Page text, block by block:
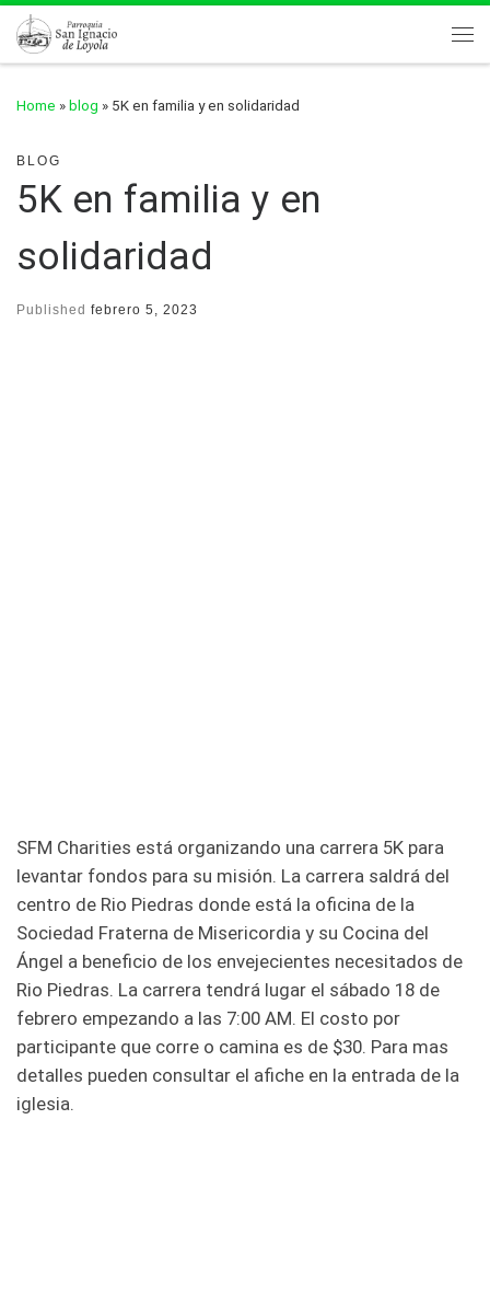
Skip to content
Home » blog » 5K en familia y en solidaridad
BLOG
5K en familia y en
solidaridad
Published febrero 5, 2023
SFM Charities está organizando una carrera 5K para
levantar fondos para su misión. La carrera saldrá del
centro de Rio Piedras donde está la oficina de la
Sociedad Fraterna de Misericordia y su Cocina del
Ángel a beneficio de los envejecientes necesitados de
Rio Piedras. La carrera tendrá lugar el sábado 18 de
febrero empezando a las 7:00 AM. El costo por
participante que corre o camina es de $30. Para mas
detalles pueden consultar el afiche en la entrada de la
iglesia.